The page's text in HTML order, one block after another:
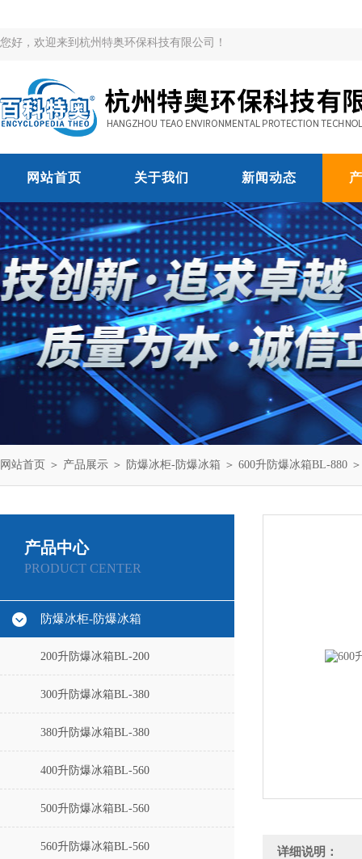
您好，欢迎来到杭州特奥环保科技有限公司！
网站首页 关于我们 新闻动态
网站首页 ＞ 产品展示 ＞ 防爆冰柜-防爆冰箱 ＞ 600升防爆冰箱BL-880
产品中心
PRODUCT CENTER
防爆冰柜-防爆冰箱
200升防爆冰箱BL-200
300升防爆冰箱BL-380
380升防爆冰箱BL-380
400升防爆冰箱BL-560
500升防爆冰箱BL-560
560升防爆冰箱BL-560 详细说明：